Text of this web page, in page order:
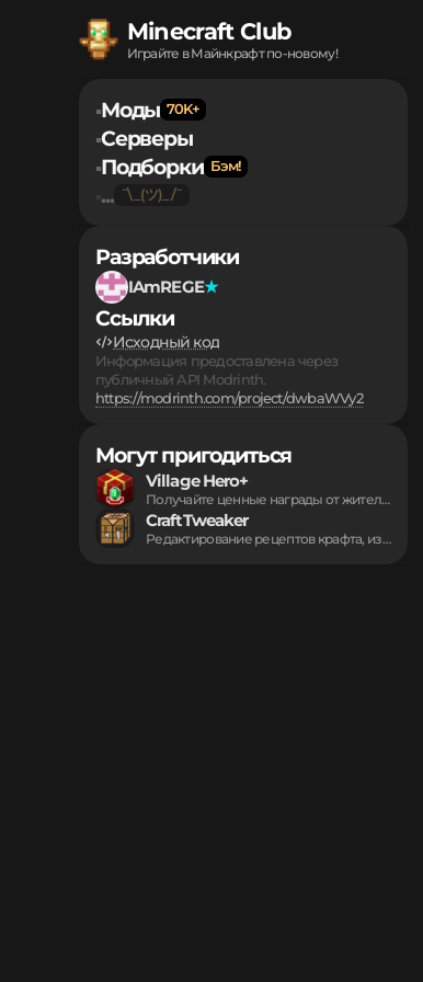
Minecraft Club
Играйте в Майнкрафт по-новому!
▪Моды
▪Серверы
▪Подборки
...
Разработчики
IAmREGE
Ссылки
Исходный код
Информация предоставлена через
публичный API Modrinth.
https://modrinth.com/project/dwbaWVy2
Могут пригодиться
Village Hero+
Получайте ценные награды от жителей после победы...
CraftTweaker
Редактирование рецептов крафта, изменение свойств предметов и...